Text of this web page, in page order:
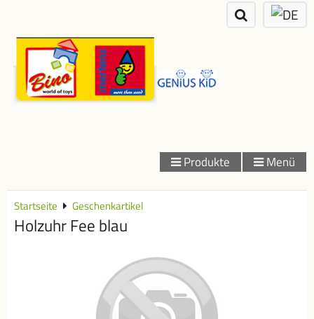
Produkte Menü
Startseite Geschenkartikel
Holzuhr Fee blau